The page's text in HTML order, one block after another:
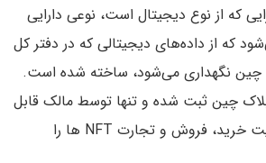
که از نوع دیجیتال است، نوعی دارایی
که از داده‌های دیجیتالی که در دفتر کل
چین نگهداری می‌شود، ساخته شده است.
چین ثبت شده و تنها توسط مالک قابل
انتقال است. این قابلیت خرید، فروش و تجارت NFT ها را